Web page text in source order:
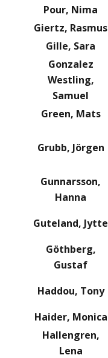
Pour, Nima
Giertz, Rasmus
Gille, Sara
Gonzalez
Westling,
Samuel
Green, Mats
Grubb, Jörgen
Gunnarsson,
Hanna
Guteland, Jytte
Göthberg,
Gustaf
Haddou, Tony
Haider, Monica
Hallengren,
Lena